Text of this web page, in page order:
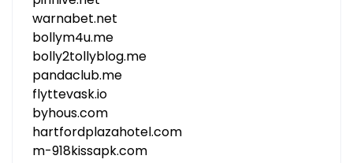
warnabet.net
bollym4u.me
bolly2tollyblog.me
pandaclub.me
flyttevask.io
byhous.com
hartfordplazahotel.com
m-918kissapk.com